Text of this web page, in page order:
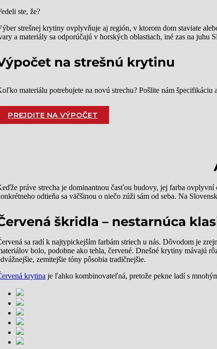
ste, že?
strešnej krytiny ovplyvňuje aj región, v ktorom dom staviate
a materiály sa odporúčajú v horských oblastiach, iné zas na juhu
na strešnú krytinu
materiálu potrebujete na novú strechu? Pošlite nám špecifikáciu
PREJDITE NA VÝPOČET
práve strecha je dominantnou časťou budovy, jej farba
odtieňa sa väčšinou o niečo zúži sám od seba. Na
škridla – nestarnúca
sa radí k najtypickejším farbám striech u nás. Dôvodom je
bolo, podobne ako tehla, červené. Dnešné krytiny mávajú
zemitejšie tóny pôsobia tradičnejšie.
krytina je ľahko kombinovateľná, pretože pekne ladí s